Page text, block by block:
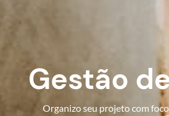
Gestão
Organizo seu projeto com